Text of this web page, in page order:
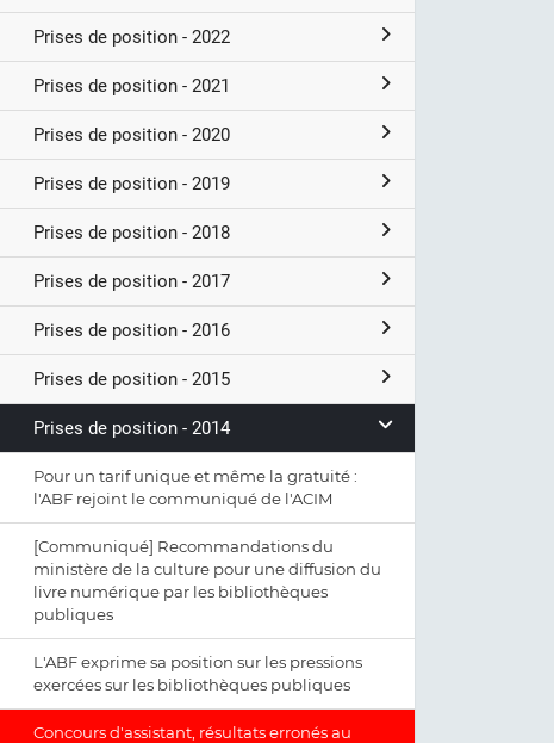
Prises de position - 2022
Prises de position - 2021
Prises de position - 2020
Prises de position - 2019
Prises de position - 2018
Prises de position - 2017
Prises de position - 2016
Prises de position - 2015
Prises de position - 2014
Pour un tarif unique et même la gratuité :
l'ABF rejoint le communiqué de l'ACIM
[Communiqué] Recommandations du
ministère de la culture pour une diffusion du
livre numérique par les bibliothèques
publiques
L'ABF exprime sa position sur les pressions
exercées sur les bibliothèques publiques
Concours d'assistant, résultats erronés au